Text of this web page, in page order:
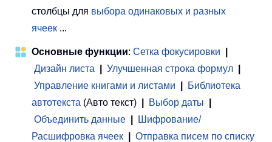
столбцы для выбора одинаковых и разных
ячеек ...
Основные функции: Сетка фокусировки
Дизайн листа
Улучшенная строка формул
Управление книгами и листами
Библиотека
автотекста (Авто текст) Выбор даты
Объединить данные
Шифрование/
Расшифровка ячеек
Отправка писем по списку